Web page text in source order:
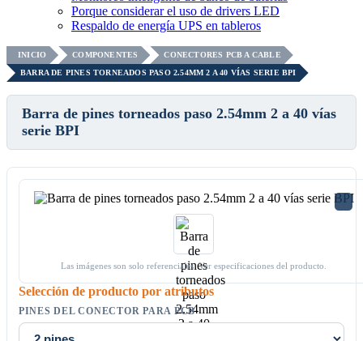
Porque considerar el uso de drivers LED
Respaldo de energía UPS en tableros
INICIO COMPONENTES
CONECTORES PCB A CABLE
BARRA DE PINES TORNEADOS PASO 2.54MM 2 A 40 VÍAS SERIE BPI
Barra de pines torneados paso 2.54mm 2 a 40 vías
serie BPI
Las imágenes son solo referenciales. Ver especificaciones del producto.
Selección de producto por atributos
PINES DEL CONECTOR PARA PCB